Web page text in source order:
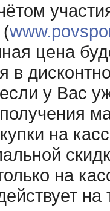
цена
в
у Вас
на
на